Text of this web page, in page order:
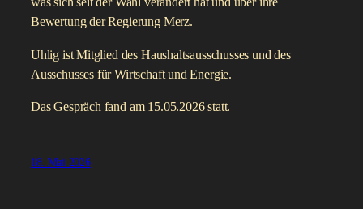
Bewertung der Regierung Merz.
Uhlig ist Mitglied des Haushaltsausschusses und des
Ausschusses für Wirtschaft und Energie.
Das Gespräch fand am 15.05.2026 statt.
18. Mai 2026